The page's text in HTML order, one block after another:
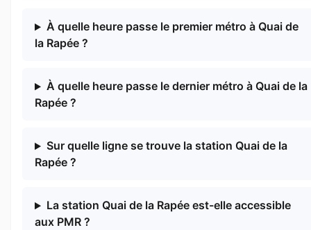
À quelle heure passe le premier métro à Quai de
la Rapée ?
À quelle heure passe le dernier métro à Quai de la
Rapée ?
Sur quelle ligne se trouve la station Quai de la
Rapée ?
La station Quai de la Rapée est-elle accessible
aux PMR ?